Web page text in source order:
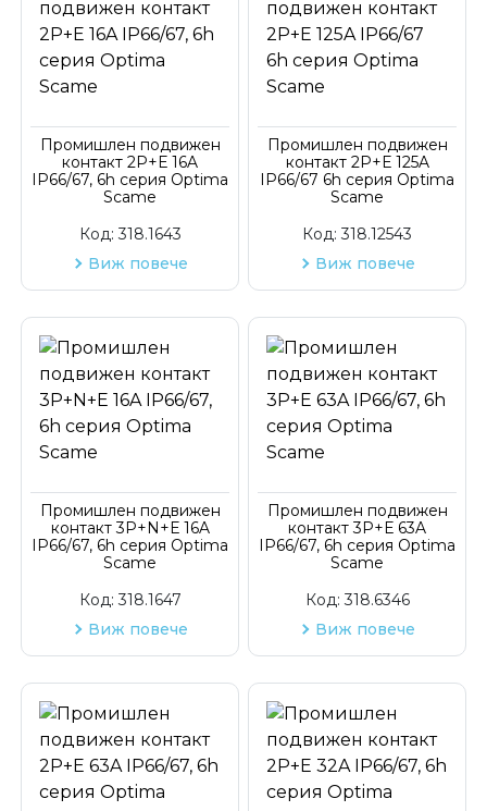
Промишлен подвижен
контакт 2P+Е 16A
IP66/67, 6h серия Optima
Scame
Код:318.1643
Виж повече
Промишлен подвижен
контакт 2P+Е 125A
IP66/67 6h серия Optima
Scame
Код:318.12543
Виж повече
Промишлен подвижен
контакт 3P+N+Е 16A
IP66/67, 6h серия Optima
Scame
Код:318.1647
Виж повече
Промишлен подвижен
контакт 3P+Е 63A
IP66/67, 6h серия Optima
Scame
Код:318.6346
Виж повече